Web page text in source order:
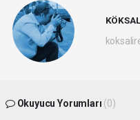
Okuyucu Yorumları (0)